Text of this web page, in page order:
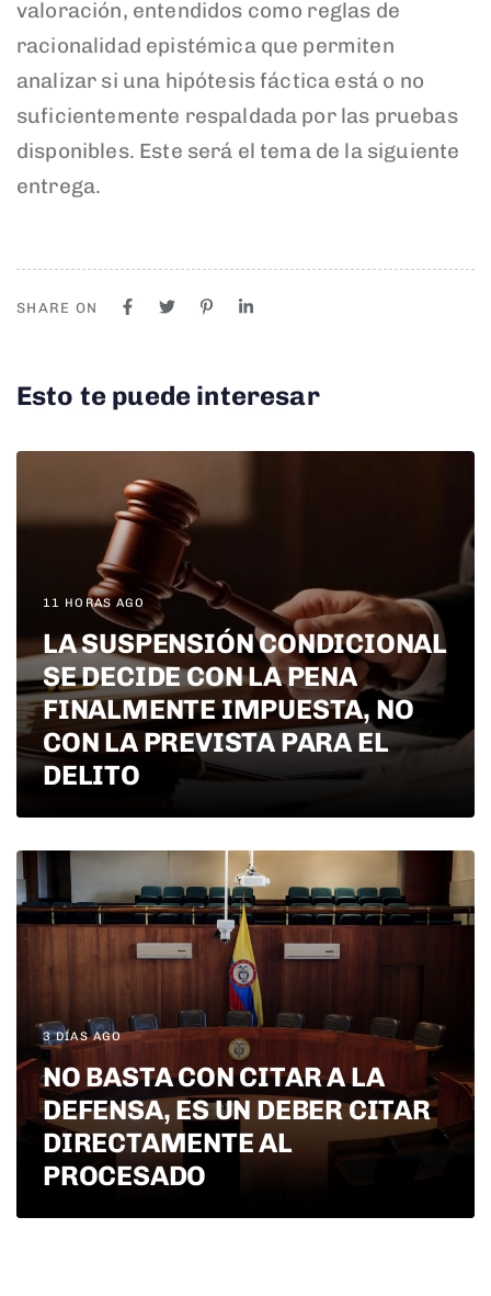
valoración, entendidos como reglas de
racionalidad epistémica que permiten
analizar si una hipótesis fáctica está o no
suficientemente respaldada por las pruebas
disponibles. Este será el tema de la siguiente
entrega.
SHARE ON
Esto te puede interesar
11 HORAS AGO
LA SUSPENSIÓN CONDICIONAL
SE DECIDE CON LA PENA
FINALMENTE IMPUESTA, NO
CON LA PREVISTA PARA EL
DELITO
3 DÍAS AGO
NO BASTA CON CITAR A LA
DEFENSA, ES UN DEBER CITAR
DIRECTAMENTE AL
PROCESADO